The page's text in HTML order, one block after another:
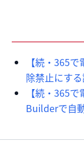
【続・365
除禁止にす
【続・365
Builderで自